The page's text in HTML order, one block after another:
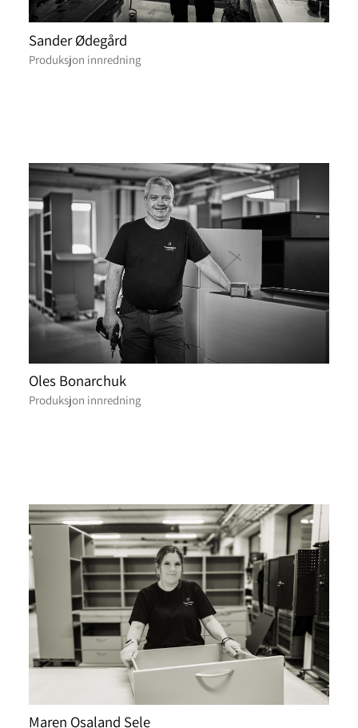
Sander Ødegård
Produksjon innredning
Oles Bonarchuk
Produksjon innredning
Maren Osaland Sele